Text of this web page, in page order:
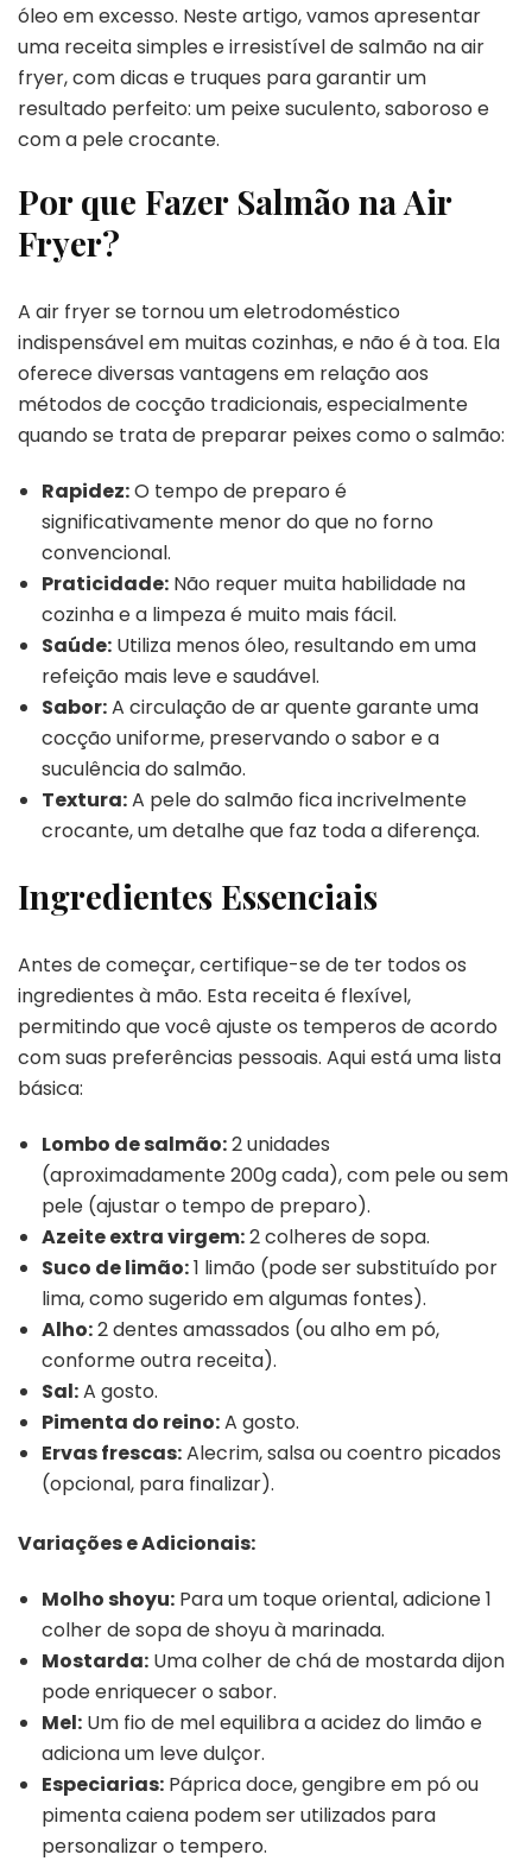
óleo em excesso. Neste artigo, vamos apresentar
uma receita simples e irresistível de salmão na air
fryer, com dicas e truques para garantir um
resultado perfeito: um peixe suculento, saboroso e
com a pele crocante.
Por que Fazer Salmão na Air
Fryer?
A air fryer se tornou um eletrodoméstico
indispensável em muitas cozinhas, e não é à toa. Ela
oferece diversas vantagens em relação aos
métodos de cocção tradicionais, especialmente
quando se trata de preparar peixes como o salmão:
Rapidez:O tempo de preparo é
significativamente menor do que no forno
convencional.
Praticidade: Não requer muita habilidade na
cozinha e a limpeza é muito mais fácil.
Saúde: Utiliza menos óleo, resultando em uma
refeição mais leve e saudável.
Sabor:A circulação de ar quente garante uma
cocção uniforme, preservando o sabor e a
suculência do salmão.
Textura:A pele do salmão fica incrivelmente
crocante, um detalhe que faz toda a diferença.
Ingredientes Essenciais
Antes de começar, certifique-se de ter todos os
ingredientes à mão. Esta receita é flexível,
permitindo que você ajuste os temperos de acordo
com suas preferências pessoais. Aqui está uma lista
básica:
Lombo de salmão:2 unidades
(aproximadamente 200g cada), com pele ou sem
pele (ajustar o tempo de preparo).
Azeite extra virgem:2 colheres de sopa.
Suco de limão:1 limão (pode ser substituído por
lima, como sugerido em algumas fontes).
Alho:2 dentes amassados (ou alho em pó,
conforme outra receita).
Sal:A gosto.
Pimenta do reino:A gosto.
Ervas frescas:Alecrim, salsa ou coentro picados
(opcional, para finalizar).
Variações e Adicionais:
Molho shoyu: Para um toque oriental, adicione 1
colher de sopa de shoyu à marinada.
Mostarda: Uma colher de chá de mostarda dijon
pode enriquecer o sabor.
Mel: Um fio de mel equilibra a acidez do limão e
adiciona um leve dulçor.
Especiarias: Páprica doce, gengibre em pó ou
pimenta caiena podem ser utilizados para
personalizar o tempero.